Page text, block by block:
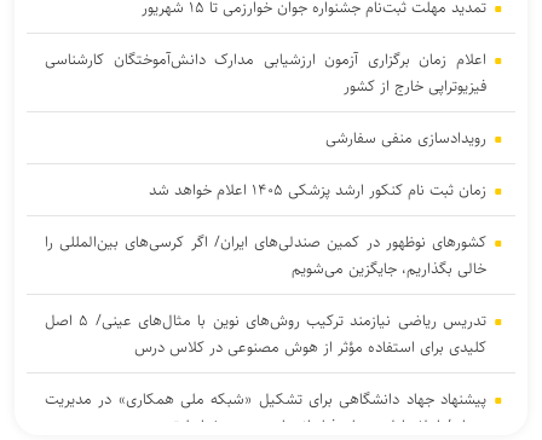
تمدید مهلت ثبت‌نام جشنواره جوان خوارزمی تا ۱۵ شهریور
اعلام زمان برگزاری آزمون ارزشیابی مدارک دانش‌آموختگان کارشناسی
فیزیوتراپی خارج از کشور
رویدادسازی منفی سفارشی
زمان ثبت نام کنکور ارشد پزشکی ۱۴۰۵ اعلام خواهد شد
کشورهای نوظهور در کمین صندلی‌های ایران/ اگر کرسی‌های بین‌المللی را
خالی بگذاریم، جایگزین می‌شویم
تدریس ریاضی نیازمند ترکیب روش‌های نوین با مثال‌های عینی/ ۵ اصل
کلیدی برای استفاده مؤثر از هوش مصنوعی در کلاس درس
پیشنهاد جهاد دانشگاهی برای تشکیل «شبکه ملی همکاری» در مدیریت
بحران/ اعلام اولویت‌های فناورانه راهبردی در شرایط تحریم